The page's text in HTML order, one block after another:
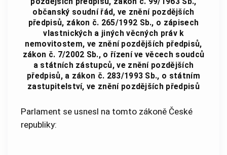
občanský soudní řád, ve znění pozdějších
předpisů, zákon č. 265/1992 Sb., o zápisech
vlastnických a jiných věcných práv k
nemovitostem, ve znění pozdějších předpisů,
zákon č. 7/2002 Sb., o řízení ve věcech soudců
a státních zástupců, ve znění pozdějších
předpisů, a zákon č. 283/1993 Sb., o státním
zastupitelství, ve znění pozdějších předpisů
Parlament se usnesl na tomto zákoně České
republiky: